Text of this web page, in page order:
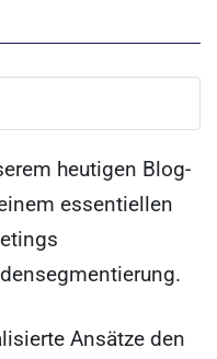
heutigen Blog-
essentiellen
Ansätze den